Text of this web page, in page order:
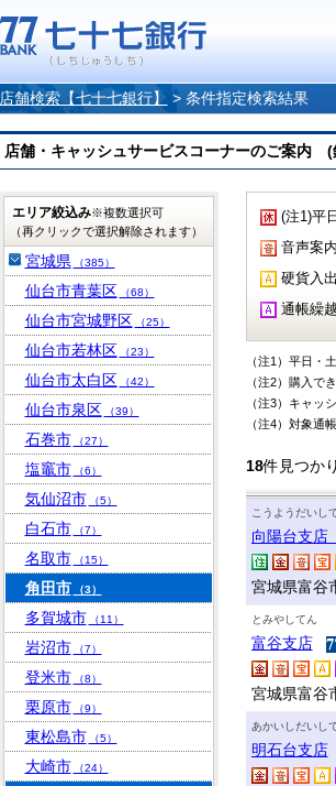
店舗検索【七十七銀行】 > 条件指定検索結果
店舗・キャッシュサービスコーナーのご案内 (
(注1)平
音声案
硬貨入
通帳繰
（注1）平日・
（注2）購入で
（注3）キャッ
（注4）対象通
18件見つか
こうようだいし
向陽台支店
宮城県富谷
とみやしてん
富谷支店
宮城県富谷
あかいしだいし
明石台支店
エリア絞込み※複数選択可
（再クリックで選択解除されます）
宮城県 （385）
仙台市青葉区 （68）
仙台市宮城野区 （25）
仙台市若林区 （23）
仙台市太白区 （42）
仙台市泉区 （39）
石巻市 （27）
塩竈市 （6）
気仙沼市 （5）
白石市 （7）
名取市 （15）
角田市 （3）
多賀城市 （11）
岩沼市 （7）
登米市 （8）
栗原市 （9）
東松島市 （5）
大崎市 （24）